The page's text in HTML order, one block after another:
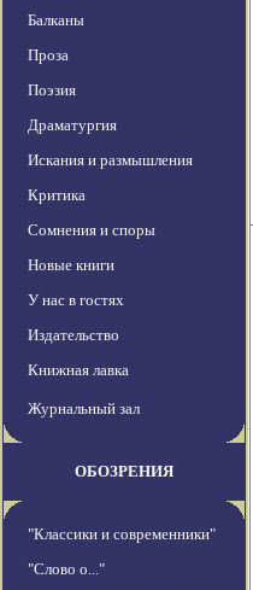
Балканы
Проза
Поэзия
Драматургия
Искания и размышления
Критика
Сомнения и споры
Новые книги
У нас в гостях
Издательство
Книжная лавка
Журнальный зал
ОБОЗРЕНИЯ
"Классики и современники"
"Слово о..."